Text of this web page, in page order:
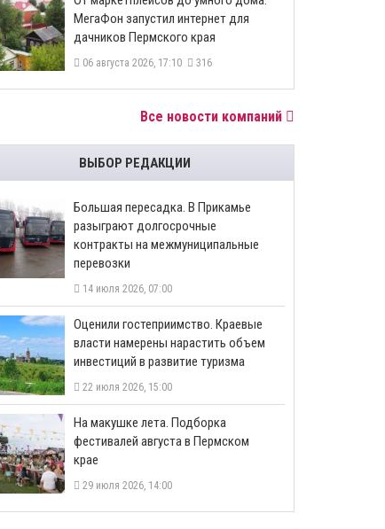
МегаФон запустил интернет для
дачников Пермского края
06 августа 2026, 17:10 316
Все новости компаний
ВЫБОР РЕДАКЦИИ
Большая пересадка. В Прикамье
разыграют долгосрочные
контракты на межмуниципальные
перевозки
14 июля 2026, 07:00
Оценили гостеприимство. Краевые
власти намерены нарастить объем
инвестиций в развитие туризма
22 июля 2026, 15:00
На макушке лета. Подборка
фестивалей августа в Пермском
крае
29 июля 2026, 14:00